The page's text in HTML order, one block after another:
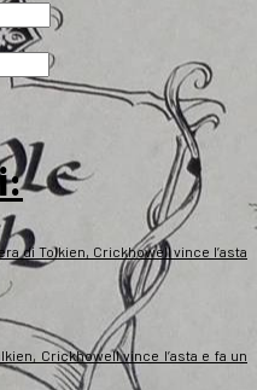
di Tolkien, Crickhowell vince l’asta
Crickhowell vince l’asta e fa un